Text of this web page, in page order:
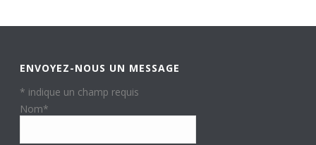
ENVOYEZ-NOUS UN MESSAGE
* indique un champ requis
Nom*